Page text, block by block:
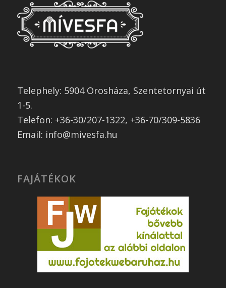
Telephely: 5904 Orosháza, Szentetornyai út
1-5.
Telefon: +36-30/207-1322, +36-70/309-5836
Email: info@mivesfa.hu
FAJÁTÉKOK